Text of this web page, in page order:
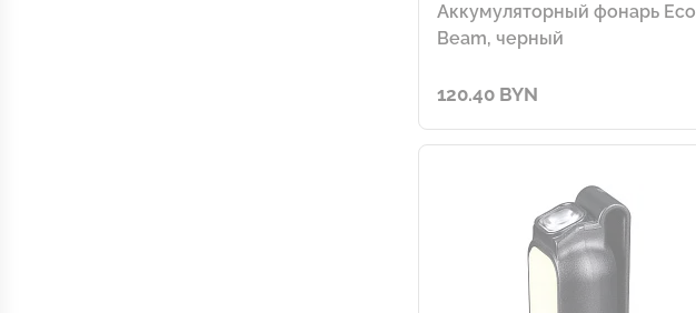
Аккумуляторный фонарь Eco
Beam, черный
120.40 BYN